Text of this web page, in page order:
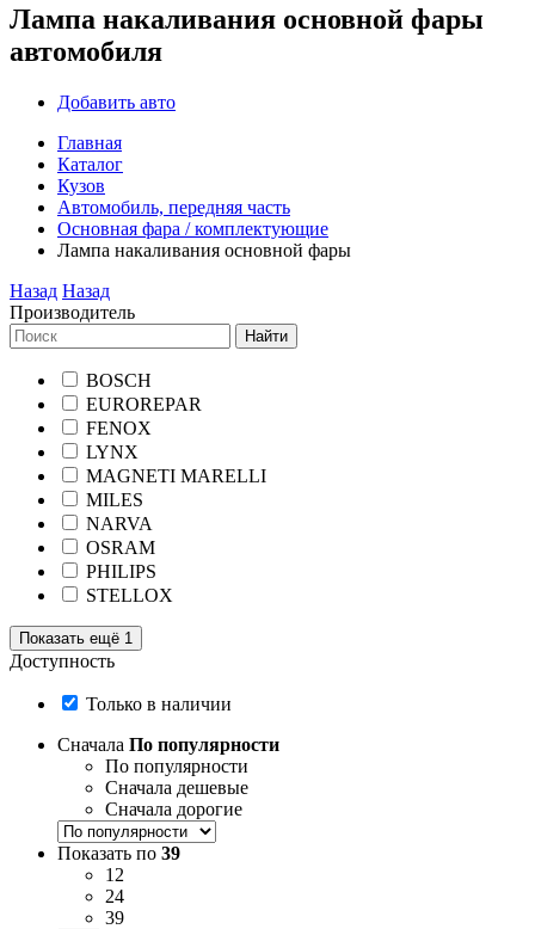
Лампа накаливания основной фары
автомобиля
Добавить авто
Главная
Каталог
Кузов
Автомобиль, передняя часть
Основная фара / комплектующие
Лампа накаливания основной фары
Назад Назад
Производитель
Найти
BOSCH
EUROREPAR
FENOX
LYNX
MAGNETI MARELLI
MILES
NARVA
OSRAM
PHILIPS
STELLOX
Показать ещё 1
Доступность
Только в наличии
Сначала По популярности
По популярности
Сначала дешевые
Сначала дорогие
Показать по 39
12
24
39